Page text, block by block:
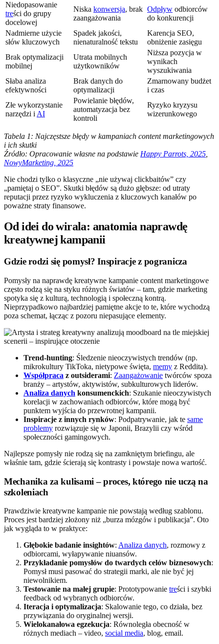
Niedopasowanie
treści do grupy
docelowej
Niska konwersja, brak
zaangażowania
Odpływ odbiorców
do konkurencji
Nadmierne użycie
słów kluczowych
Spadek jakości,
nienaturalność tekstu
Karencja SEO,
obniżenie zasięgu
Brak optymalizacji
mobilnej
Utrata mobilnych
użytkowników
Niższa pozycja w
wynikach
wyszukiwania
Słaba analiza
efektywności
Brak danych do
optymalizacji
Zmarnowany budżet
i czas
Złe wykorzystanie
narzędzi i AI
Powielanie błędów,
automatyzacja bez
kontroli
Ryzyko kryzysu
wizerunkowego
Tabela 1: Najczęstsze błędy w kampaniach content marketingowych
i ich skutki
Źródło: Opracowanie własne na podstawie Happy Parrots, 2025
NowyMarketing, 2025
Nie chodzi tylko o klasyczne „nie używaj clickbaitów” czy
„pamiętaj o SEO”. Skutki błędów są dużo głębsze: od utraty
reputacji przez ryzyko wykluczenia z kluczowych kanałów po
poważne straty finansowe.
Od idei do wirala: anatomia naprawdę
kreatywnej kampanii
Gdzie rodzi się pomysł? Inspiracje z pogranicza
Pomysły na naprawdę kreatywne kampanie content marketingowe
często rodzą się na styku różnych światów – tam, gdzie marketing
spotyka się z kulturą, technologią i społeczną kontrą.
Nieprzypadkowo najbardziej pamiętne akcje to te, które wychodzą
poza schemat, łącząc z pozoru niepasujące elementy.
Trend-hunting: Śledzenie nieoczywistych trendów (np.
mikrokultury TikToka, nietypowe święta, memy z Reddita).
Współpraca z outsiderami: Zaangażowanie twórców spoza
branży – artystów, aktywistów, subkulturowych liderów.
Analiza danych konsumenckich: Szukanie nieoczywistych
korelacji w zachowaniach odbiorców, które mogą być
punktem wyjścia do przewrotnej kampanii.
Inspiracje z innych rynków: Podpatrywanie, jak te same
problemy rozwiązuje się w Japonii, Brazylii czy wśród
społeczności gamingowych.
Najlepsze pomysły nie rodzą się na zamkniętym briefingu, ale
właśnie tam, gdzie ścierają się kontrasty i powstaje nowa wartość.
Mechanika za kulisami – proces, którego nie uczą na
szkoleniach
Prawdziwie kreatywne kampanie nie powstają według szablonu.
Proces jest bardziej złożony niż „burza mózgów i publikacja”. Oto
jak wygląda to w praktyce:
Głębokie badanie insightów: Analiza danych, rozmowy z
odbiorcami, wyłapywanie niuansów.
Przykładanie pomysłów do twardych celów biznesowych:
Pomysł musi pasować do strategii marki, ale nie być jej
niewolnikiem.
Testowanie na małej grupie: Prototypowanie treści i szybki
feedback od wybranych odbiorców.
Iteracja i optymalizacja: Skalowanie tego, co działa, bez
przywiązania do oryginalnej wersji.
Wielokanałowa egzekucja: Równoległa obecność w
różnych mediach – video, social media, blog, email.